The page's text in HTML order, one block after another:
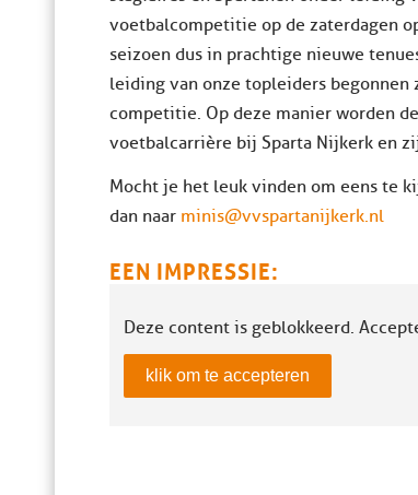
voetbalcompetitie op de zaterdagen
seizoen dus in prachtige nieuwe
leiding van onze topleiders begonnen
competitie. Op deze manier worden
voetbalcarrière bij Sparta Nijkerk en
Mocht je het leuk vinden om eens te
dan naar minis@vvspartanijkerk.nl
EEN IMPRESSIE:
Deze content is geblokkeerd.
klik om te accepteren